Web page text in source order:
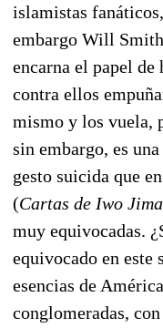
islamistas
embargo Will
encarna el papel de
contra ellos
mismo y los vuela,
sin embargo, es
gesto suicida que
(Cartas de Iwo Jima
muy equivocadas.
equivocado en este
esencias de
conglomeradas,